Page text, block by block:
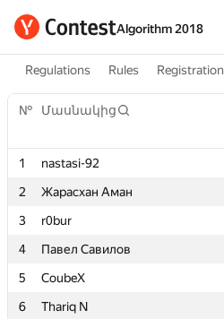
Algorithm 2018
Regulations Rules Registration
№ Մասնակից
1 nastasi-92
2
Жарасхан Аман
3
r0bur
4
Павел Савилов
5
CoubeX
6
Thariq N
№ Մասնակից
1 nastasi-92
2
Жарасхан Аман
3
r0bur
4
Павел Савилов
5
CoubeX
6
Thariq N